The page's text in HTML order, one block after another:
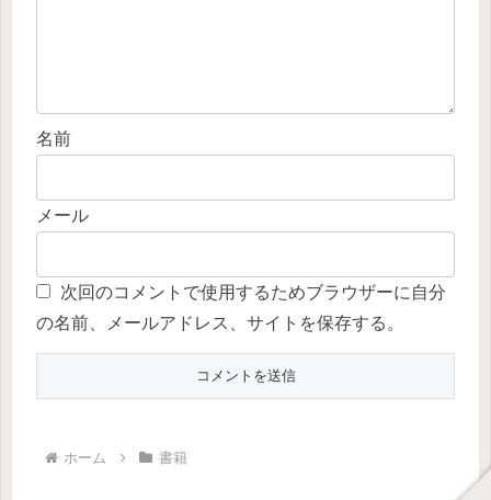
名前
メール
次回のコメントで使用するためブラウザーに自分
の名前、メールアドレス、サイトを保存する。
ホーム 書籍